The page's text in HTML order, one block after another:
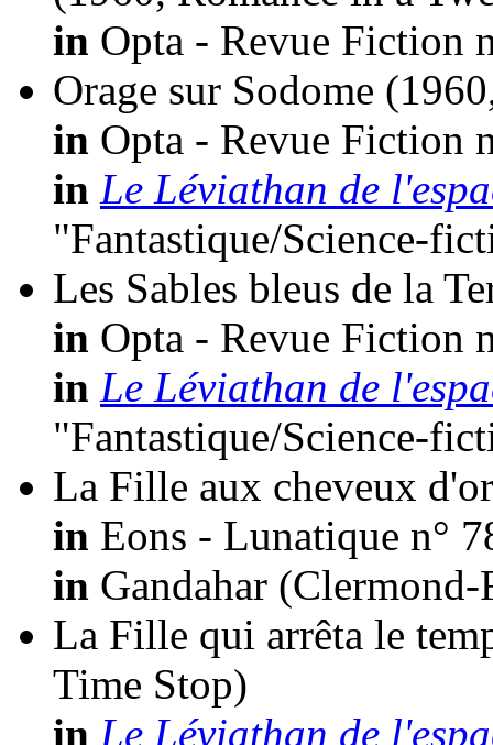
in Opta - Revue Fiction
Orage sur Sodome
in Opta - Revue Fiction
in Le Léviathan de
"Fantastique/Science-
Les Sables bleus de la
in Opta - Revue Fiction
in Le Léviathan de
"Fantastique/Science-
La Fille aux cheveux d'or
in Eons - Lunatique n°
in Gandahar
La Fille qui arrêta le
Time Stop)
in Le Léviathan de